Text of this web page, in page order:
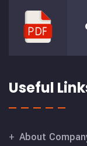
Useful
About